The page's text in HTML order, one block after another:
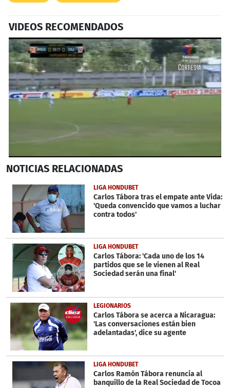
VIDEOS RECOMENDADOS
seconds
1
minute,
30
seconds
NOTICIAS RELACIONADAS
LIGA HONDUBET
Carlos Tábora tras el empate ante Vida:
'Queda convencido que vamos a luchar
contra todos'
LIGA HONDUBET
Carlos Tábora: 'Cada uno de los 14
partidos que se le vienen al Real
Sociedad serán una final'
LEGIONARIOS
Carlos Tábora se acerca a Nicaragua:
'Las conversaciones están bien
adelantadas', dice su agente
LIGA HONDUBET
Carlos Ramón Tábora renuncia al
banquillo de la Real Sociedad de Tocoa